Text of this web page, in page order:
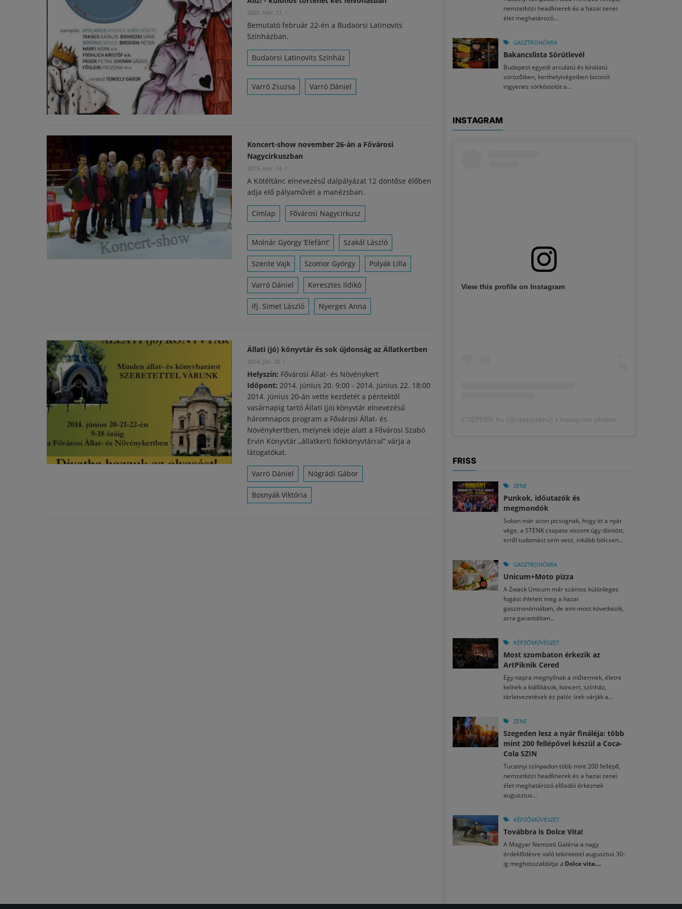
2020. febr. 21. /
Bemutató február 22-én a Budaörsi Latinovits
Színházban.
Budaörsi Latinovits Színház
Varró Zsuzsa Varró Dániel
Koncert-show november 26-án a Fővárosi
Nagycirkuszban
2019. nov. 14. /
A Kötéltánc elnevezésű dalpályázat 12 döntőse élőben
adja elő pályaművét a manézsban.
Címlap Fővárosi Nagycirkusz
Molnár György ‘Elefánt’ Szakál László
Szente Vajk Szomor György Polyák Lilla
Varró Dániel Keresztes Ildikó
ifj. Simet László Nyerges Anna
Állati (jó) könyvtár és sok újdonság az Állatkertben
2014. jún. 20. /
Helyszín: Fővárosi Állat- és Növénykert
Időpont: 2014. június 20. 9:00 - 2014. június 22. 18:00
2014. június 20-án vette kezdetét a péntektől
vasárnapig tartó Állati (jó) könyvtár elnevezésű
háromnapos program a Fővárosi Állat- és
Növénykertben, melynek ideje alatt a Fővárosi Szabó
Ervin Könyvtár „állatkerti fiókkönyvtárral” várja a
látogatókat.
Varró Dániel Nógrádi Gábor
Bosnyák Viktória
nemzetközi headlinerek és a hazai zenei
élet meghatározó...
GASZTRONÓMIA
Bakancslista Sörútlevél
Budapest egyedi arculatú és kínálatú
sörözőiben, kerthelyiségeiben biztosít
ingyenes sörkóstolót a...
INSTAGRAM
View this profile on Instagram
CSEPPEK.hu (@cseppekhu ) • Instagram photos and videos
FRISS
ZENE
Punkok, időutazók és
megmondók
Sokan már azon picsognak, hogy itt a nyár
vége, a STENK csapata viszont úgy döntött,
erről tudomást sem vesz, inkább bölcsen...
GASZTRONÓMIA
Unicum+Moto pizza
A Zwack Unicum már számos különleges
fogást ihletett meg a hazai
gasztronómiában, de ami most következik,
arra garantáltan...
KÉPZŐMŰVÉSZET
Most szombaton érkezik az
ArtPiknik Cered
Egy napra megnyílnak a műtermek, életre
kelnek a kiállítások, koncert, színház,
tárlatvezetések és palóc ízek várják a...
ZENE
Szegeden lesz a nyár fináléja: több
mint 200 fellépővel készül a Coca-
Cola SZIN
Tucatnyi színpadon több mint 200 fellépő,
nemzetközi headlinerek és a hazai zenei
élet meghatározó előadói érkeznek
augusztus...
KÉPZŐMŰVÉSZET
Továbbra is Dolce Vita!
A Magyar Nemzeti Galéria a nagy
érdeklődésre való tekintettel augusztus 30-
ig meghosszabbítja a Dolce vita....